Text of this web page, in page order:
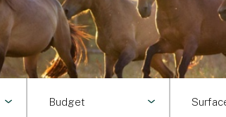
Budget